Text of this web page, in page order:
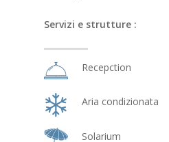
Servizi e strutture :
Recepction
Aria condizionata
Solarium